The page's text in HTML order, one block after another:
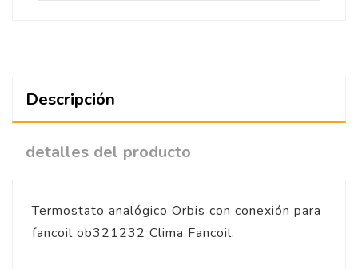
Descripción
detalles del producto
Termostato analógico Orbis con conexión para
fancoil ob321232 Clima Fancoil.